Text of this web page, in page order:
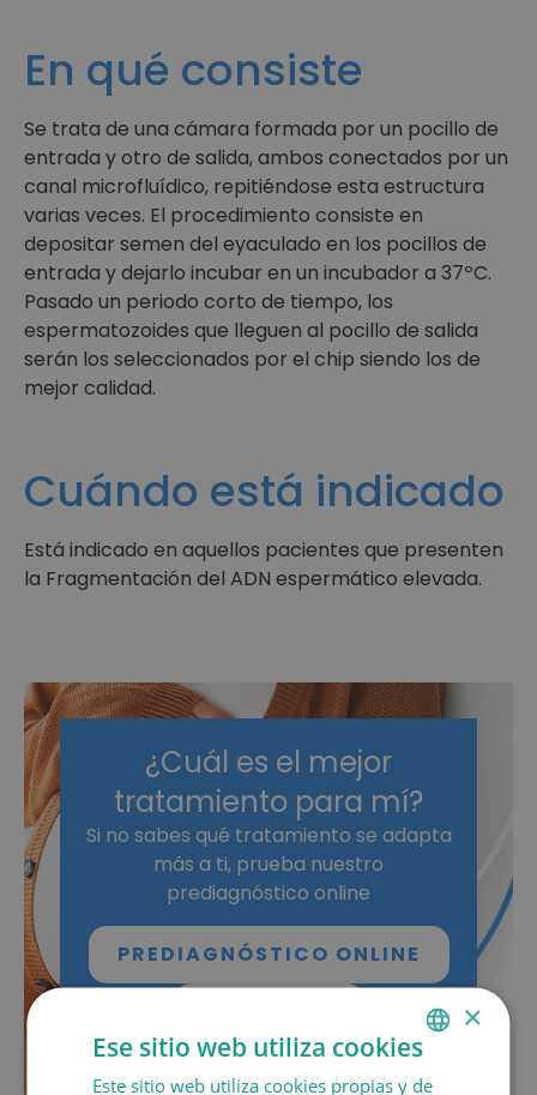
En qué consiste
Se trata de una cámara formada por un pocillo de
entrada y otro de salida, ambos conectados por un
canal microfluídico, repitiéndose esta estructura
varias veces. El procedimiento consiste en
depositar semen del eyaculado en los pocillos de
entrada y dejarlo incubar en un incubador a 37ºC.
Pasado un periodo corto de tiempo, los
espermatozoides que lleguen al pocillo de salida
serán los seleccionados por el chip siendo los de
mejor calidad.
Cuándo está indicado
Está indicado en aquellos pacientes que presenten
la Fragmentación del ADN espermático elevada.
¿Cuál es el mejor
tratamiento para mí?
Si no sabes qué tratamiento se adapta
más a ti, prueba nuestro
prediagnóstico online
PREDIAGNÓSTICO ONLINE
SPANISH
×
Ese sitio web utiliza cookies
Este sitio web utiliza cookies propias y de